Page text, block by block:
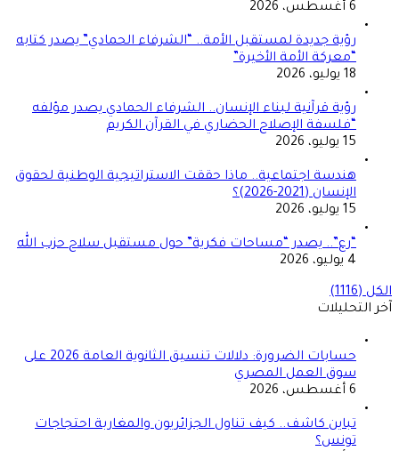
6 أغسطس، 2026
رؤية جديدة لمستقبل الأمة.. “الشرفاء الحمادي” يصدر كتابه
“معركة الأمة الأخيرة”
18 يوليو، 2026
رؤية قرآنية لبناء الإنسان.. الشرفاء الحمادي يصدر مؤلفه
“فلسفة الإصلاح الحضاري في القرآن الكريم
15 يوليو، 2026
هندسة اجتماعية.. ماذا حققت الاستراتيجية الوطنية لحقوق
الإنسان (2021-2026)؟
15 يوليو، 2026
“رع”.. يصدر “مساحات فكرية” حول مستقبل سلاح حزب الله
4 يوليو، 2026
الكل (1116)
آخر التحليلات
حسابات الضرورة: دلالات تنسيق الثانوية العامة 2026 على
سوق العمل المصري
6 أغسطس، 2026
تباين كاشف.. كيف تناول الجزائريون والمغاربة احتجاجات
تونس؟